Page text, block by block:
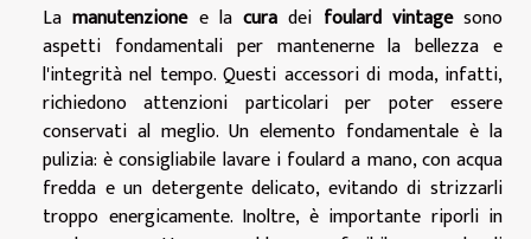
Lamanutenzionee la cura dei foulard vintagesono
aspetti fondamentali per mantenerne la bellezza e
l'integrità nel tempo. Questi accessori di moda, infatti,
richiedono attenzioni particolari per poter essere
conservati al meglio. Un elemento fondamentale è la
pulizia: è consigliabile lavare i foulard a mano, con acqua
fredda e un detergente delicato, evitando di strizzarli
troppo energicamente. Inoltre, è importante riporli in